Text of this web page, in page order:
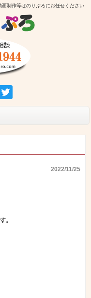
画制作等はのりぷろにお任せください
2022/11/25
。